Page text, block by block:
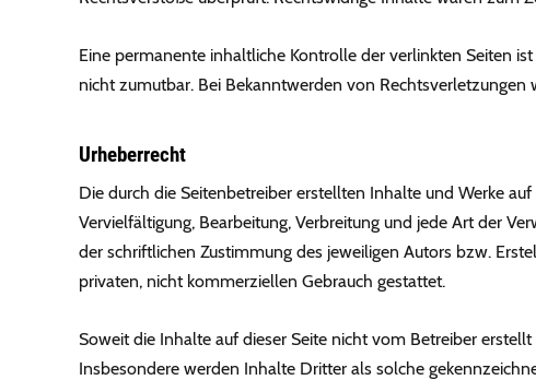
Eine permanente inhaltliche Kontrolle der verlinkten Seiten
nicht zumutbar. Bei Bekanntwerden von
Urheberrecht
Die durch die Seitenbetreiber erstellten Inhalte und Werke
Vervielfältigung, Bearbeitung, Verbreitung und jede Art der
der schriftlichen Zustimmung des jeweiligen Autors bzw.
privaten, nicht kommerziellen Gebrauch gestattet.
Soweit die Inhalte auf dieser Seite nicht vom Betreiber
Insbesondere werden Inhalte Dritter als solche